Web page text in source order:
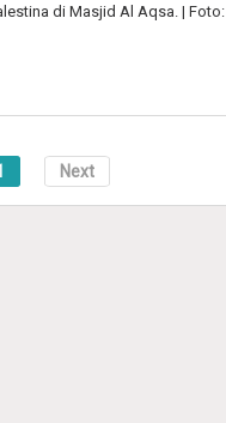
di Masjid Al Aqsa. | Foto:
Next